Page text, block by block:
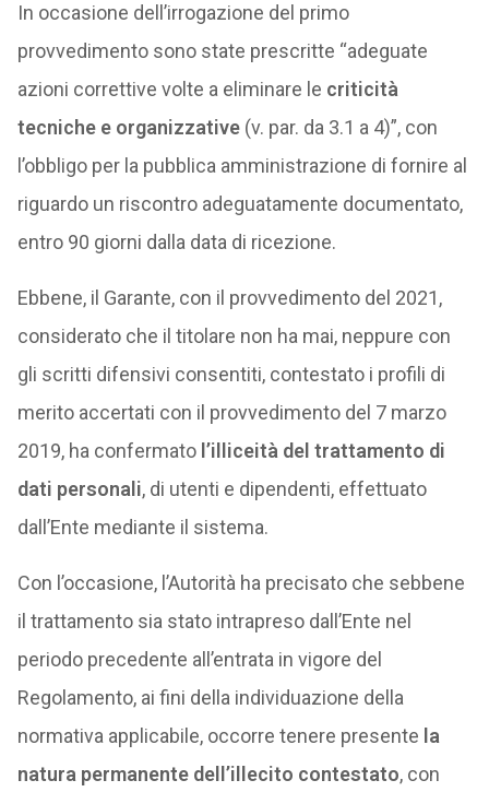
In occasione dell’irrogazione del primo
provvedimento sono state prescritte “adeguate
azioni correttive volte a eliminare le criticità
tecniche e organizzative(v. par. da 3.1 a 4)”, con
l’obbligo per la pubblica amministrazione di fornire al
riguardo un riscontro adeguatamente documentato,
entro 90 giorni dalla data di ricezione.
Ebbene, il Garante, con il provvedimento del 2021,
considerato che il titolare non ha mai, neppure con
gli scritti difensivi consentiti, contestato i profili di
merito accertati con il provvedimento del 7 marzo
2019, ha confermato l’illiceità del trattamento di
dati personali, di utenti e dipendenti, effettuato
dall’Ente mediante il sistema.
Con l’occasione, l’Autorità ha precisato che sebbene
il trattamento sia stato intrapreso dall’Ente nel
periodo precedente all’entrata in vigore del
Regolamento, ai fini della individuazione della
normativa applicabile, occorre tenere presente la
natura permanente dell’illecito contestato, con